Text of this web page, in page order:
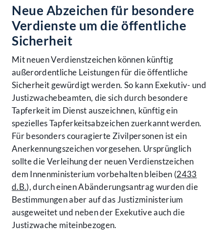
Neue Abzeichen für besondere
Verdienste um die öffentliche
Sicherheit
Mit neuen Verdienstzeichen können künftig
außerordentliche Leistungen für die öffentliche
Sicherheit gewürdigt werden. So kann Exekutiv- und
Justizwachebeamten, die sich durch besondere
Tapferkeit im Dienst auszeichnen, künftig ein
spezielles Tapferkeitsabzeichen zuerkannt werden.
Für besonders couragierte Zivilpersonen ist ein
Anerkennungszeichen vorgesehen. Ursprünglich
sollte die Verleihung der neuen Verdienstzeichen
dem Innenministerium vorbehalten bleiben (2433
d.B.), durch einen Abänderungsantrag wurden die
Bestimmungen aber auf das Justizministerium
ausgeweitet und neben der Exekutive auch die
Justizwache miteinbezogen.